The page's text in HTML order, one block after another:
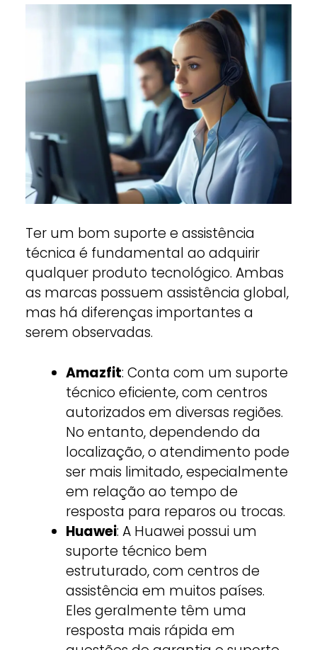
Ter um bom suporte e assistência
técnica é fundamental ao adquirir
qualquer produto tecnológico. Ambas
as marcas possuem assistência global,
mas há diferenças importantes a
serem observadas.
Amazfit: Conta com um suporte
técnico eficiente, com centros
autorizados em diversas regiões.
No entanto, dependendo da
localização, o atendimento pode
ser mais limitado, especialmente
em relação ao tempo de
resposta para reparos ou trocas.
Huawei: A Huawei possui um
suporte técnico bem
estruturado, com centros de
assistência em muitos países.
Eles geralmente têm uma
resposta mais rápida em